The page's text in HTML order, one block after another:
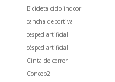
Bicicleta ciclo indoor
cancha deportiva
cesped artificial
césped artificial
Cinta de correr
Concep2